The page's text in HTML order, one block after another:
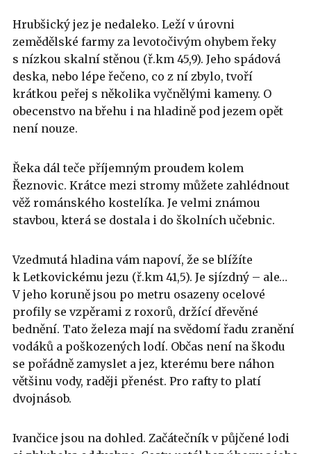
Hrubšický jez je nedaleko. Leží v úrovni
zemědělské farmy za levotočivým ohybem řeky
s nízkou skalní stěnou (ř.km 45,9). Jeho spádová
deska, nebo lépe řečeno, co z ní zbylo, tvoří
krátkou peřej s několika vyčnělými kameny. O
obecenstvo na břehu i na hladině pod jezem opět
není nouze.
Řeka dál teče příjemným proudem kolem
Řeznovic. Krátce mezi stromy můžete zahlédnout
věž románského kostelíka. Je velmi známou
stavbou, která se dostala i do školních učebnic.
Vzedmutá hladina vám napoví, že se blížíte
k Letkovickému jezu (ř.km 41,5). Je sjízdný – ale…
V jeho koruně jsou po metru osazeny ocelové
profily se vzpěrami z roxorů, držící dřevěné
bednění. Tato železa mají na svědomí řadu zranění
vodáků a poškozených lodí. Občas není na škodu
se pořádně zamyslet a jez, kterému bere náhon
většinu vody, raději přenést. Pro rafty to platí
dvojnásob.
Ivančice jsou na dohled. Začátečník v půjčené lodi